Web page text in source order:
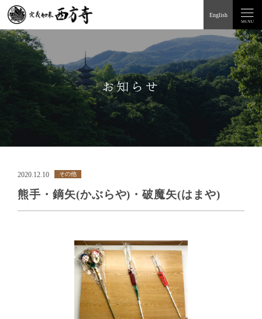
English
お知らせ
2020.12.10 その他
熊手・鏑矢(かぶらや)・破魔矢(はまや)